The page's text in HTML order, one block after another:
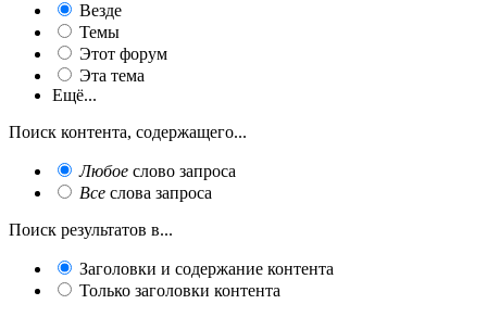
Везде
Темы
Этот форум
Эта тема
Ещё...
Поиск контента, содержащего...
Любое слово запроса
Все слова запроса
Поиск результатов в...
Заголовки и содержание контента
Только заголовки контента